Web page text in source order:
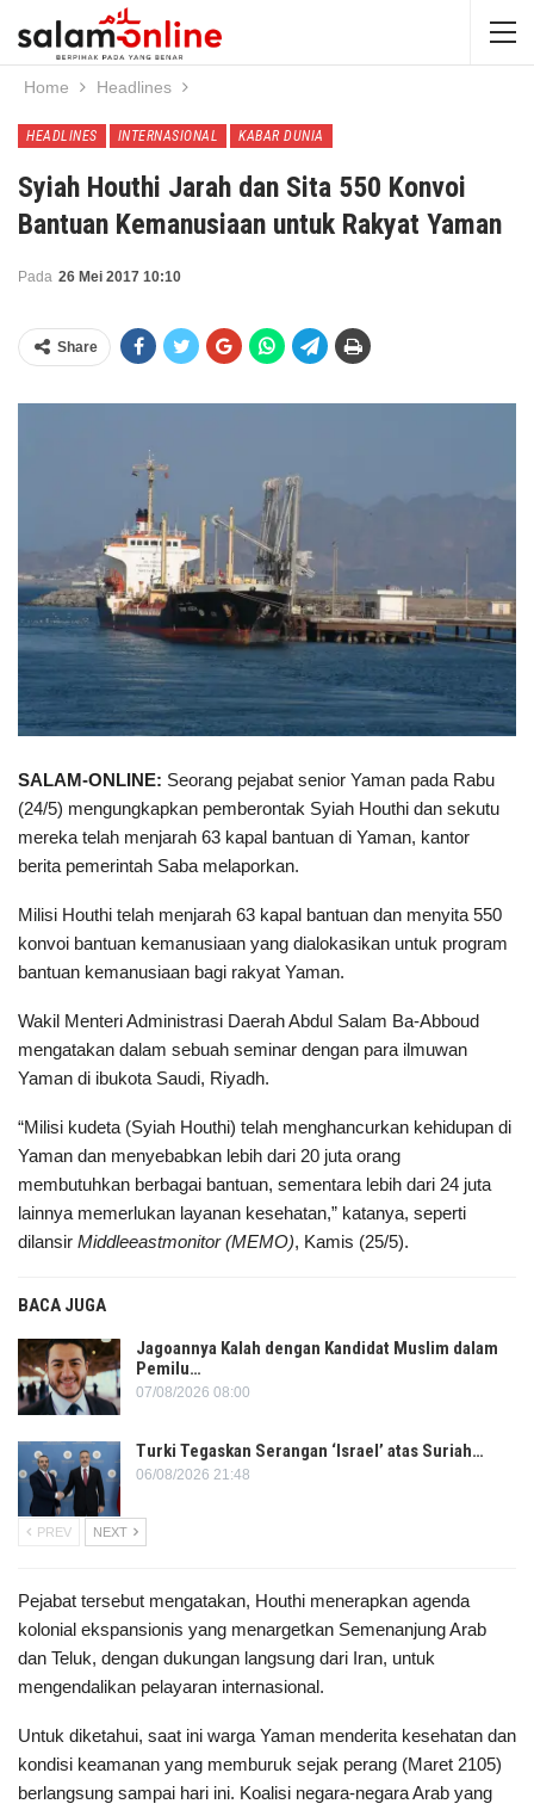
Home Headlines
HEADLINES INTERNASIONAL KABAR DUNIA
Syiah Houthi Jarah dan Sita 550 Konvoi
Bantuan Kemanusiaan untuk Rakyat Yaman
Pada 26 Mei 2017 10:10
Share
SALAM-ONLINE: Seorang pejabat senior Yaman pada Rabu
(24/5) mengungkapkan pemberontak Syiah Houthi dan sekutu
mereka telah menjarah 63 kapal bantuan di Yaman, kantor
berita pemerintah Saba melaporkan.
Milisi Houthi telah menjarah 63 kapal bantuan dan menyita 550
konvoi bantuan kemanusiaan yang dialokasikan untuk program
bantuan kemanusiaan bagi rakyat Yaman.
Wakil Menteri Administrasi Daerah Abdul Salam Ba-Abboud
mengatakan dalam sebuah seminar dengan para ilmuwan
Yaman di ibukota Saudi, Riyadh.
“Milisi kudeta (Syiah Houthi) telah menghancurkan kehidupan di
Yaman dan menyebabkan lebih dari 20 juta orang
membutuhkan berbagai bantuan, sementara lebih dari 24 juta
lainnya memerlukan layanan kesehatan,” katanya, seperti
dilansir Middleeastmonitor (MEMO), Kamis (25/5).
BACA JUGA
Jagoannya Kalah dengan Kandidat Muslim dalam
Pemilu…
07/08/2026 08:00
Turki Tegaskan Serangan ‘Israel’ atas Suriah…
06/08/2026 21:48
PREV NEXT
Pejabat tersebut mengatakan, Houthi menerapkan agenda
kolonial ekspansionis yang menargetkan Semenanjung Arab
dan Teluk, dengan dukungan langsung dari Iran, untuk
mengendalikan pelayaran internasional.
Untuk diketahui, saat ini warga Yaman menderita kesehatan dan
kondisi keamanan yang memburuk sejak perang (Maret 2105)
berlangsung sampai hari ini. Koalisi negara-negara Arab yang